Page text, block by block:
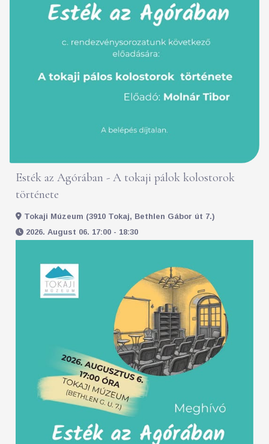
Esték az Agórában - A tokaji pálok kolostorok
története
Tokaji Múzeum (3910 Tokaj, Bethlen Gábor út 7.)
2026. August 06. 17:00 - 18:30